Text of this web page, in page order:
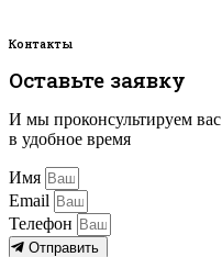
Контакты
Оставьте заявку
И мы проконсультируем вас
в удобное время
Имя
Email
Телефон
Отправить